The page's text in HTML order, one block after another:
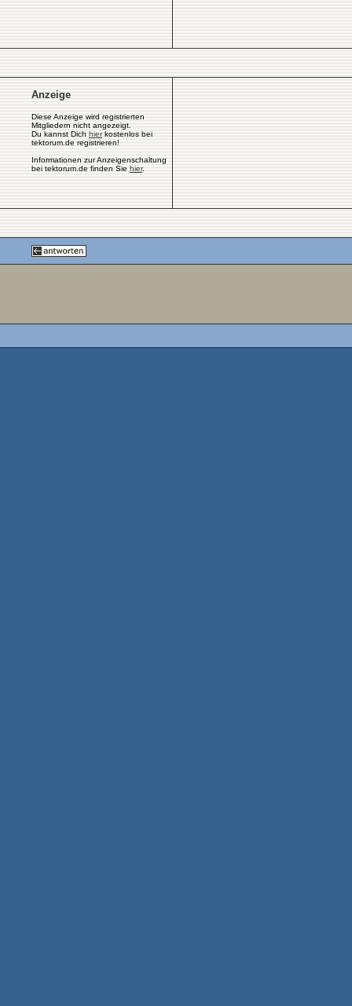
Anzeige
Diese Anzeige wird registrierten
Mitgliedern nicht angezeigt.
Du kannst Dich hierkostenlos bei
tektorum.de registrieren!
Informationen zur Anzeigenschaltung
bei tektorum.de finden Sie hier.